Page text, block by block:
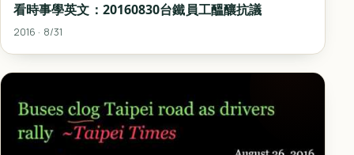
看時事學英文：20160830台鐵員工醞釀抗議
2016 · 8/31